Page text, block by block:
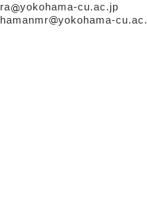
yokohama-cu.ac.jp
yokohama-